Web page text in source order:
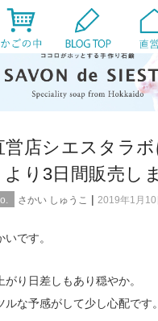
営店シエスタラボ
り3日間販売し
さかい しゅうこ | 2019年1月10
です。
り日差しもあり穏やか。
ルな予感がして少し心配です